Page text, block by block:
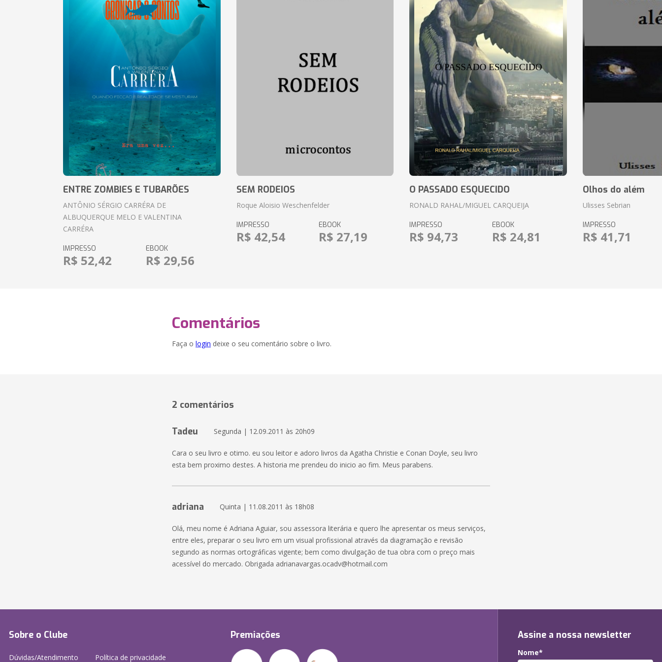
ENTRE ZOMBIES E TUBARÕES
ANTÔNIO SÉRGIO CARRÉRA DE
ALBUQUERQUE MELO E VALENTINA
CARRÉRA
IMPRESSO
R$ 52,42
EBOOK
R$ 29,56
SEM RODEIOS
Roque Aloisio Weschenfelder
IMPRESSO
R$ 42,54
EBOOK
R$ 27,19
O PASSADO ESQUECIDO
RONALD RAHAL/MIGUEL CARQUEIJA
IMPRESSO
R$ 94,73
EBOOK
R$ 24,81
Olhos do além
Ulisses Sebrian
IMPRESSO
R$ 41,71
Comentários
Faça o login deixe o seu comentário sobre o livro.
2 comentários
Tadeu Segunda | 12.09.2011 às 20h09
Cara o seu livro e otimo. eu sou leitor e adoro livros da Agatha Christie e Conan Doyle, seu livro
esta bem proximo destes. A historia me prendeu do inicio ao fim. Meus parabens.
adriana Quinta | 11.08.2011 às 18h08
Olá, meu nome é Adriana Aguiar, sou assessora literária e quero lhe apresentar os meus serviços,
entre eles, preparar o seu livro em um visual profissional através da diagramação e revisão
segundo as normas ortográficas vigente; bem como divulgação de tua obra com o preço mais
acessível do mercado. Obrigada adrianavargas.ocadv@hotmail.com
Sobre o Clube
Dúvidas/Atendimento Política de privacidade
Premiações Assine a nossa newsletter
Nome*